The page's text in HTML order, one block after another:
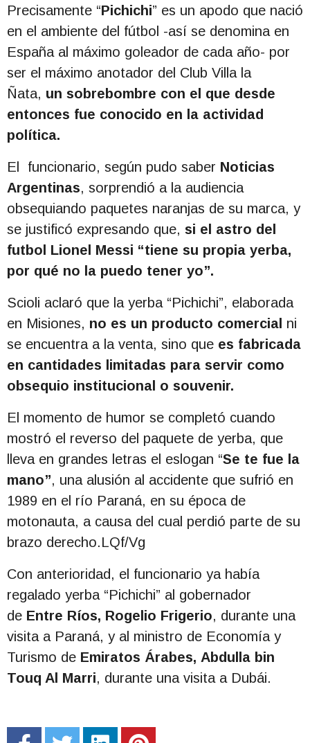
Precisamente “Pichichi” es un apodo que nació
en el ambiente del fútbol -así se denomina en
España al máximo goleador de cada año- por
ser el máximo anotador del Club Villa la
Ñata, un sobrebombre con el que desde
entonces fue conocido en la actividad
política.
El funcionario, según pudo saber Noticias
Argentinas, sorprendió a la audiencia
obsequiando paquetes naranjas de su marca, y
se justificó expresando que, si el astro del
futbol Lionel Messi “tiene su propia yerba,
por qué no la puedo tener yo”.
Scioli aclaró que la yerba “Pichichi”, elaborada
en Misiones, no es un producto comercial ni
se encuentra a la venta, sino que es fabricada
en cantidades limitadas para servir como
obsequio institucional o souvenir.
El momento de humor se completó cuando
mostró el reverso del paquete de yerba, que
lleva en grandes letras el eslogan “Se te fue la
mano”, una alusión al accidente que sufrió en
1989 en el río Paraná, en su época de
motonauta, a causa del cual perdió parte de su
brazo derecho.LQf/Vg
Con anterioridad, el funcionario ya había
regalado yerba “Pichichi” al gobernador
de Entre Ríos, Rogelio Frigerio, durante una
visita a Paraná, y al ministro de Economía y
Turismo de Emiratos Árabes, Abdulla bin
Touq Al Marri, durante una visita a Dubái.